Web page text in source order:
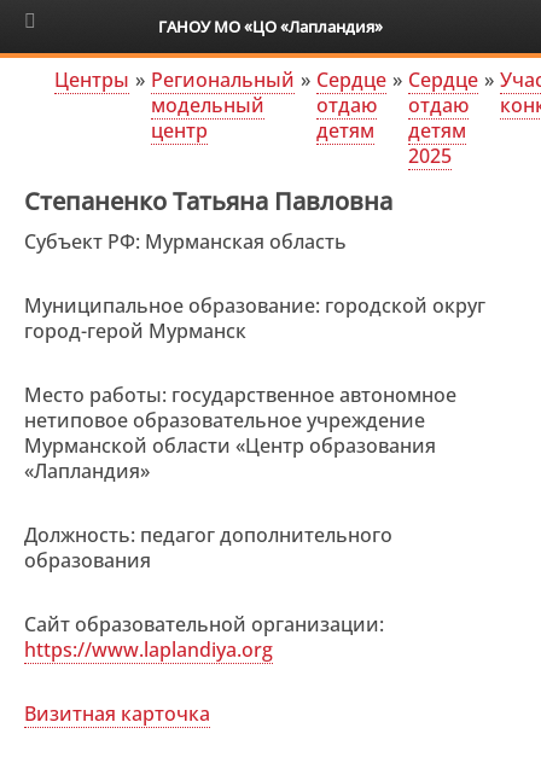
6+
Центры » Региональный
модельный
центр
» Сердце
отдаю
детям
» Сердце
отдаю
детям
2025
»
Степаненко Татьяна Павловна
Субъект РФ: Мурманская область
Муниципальное образование: городской округ
город-герой Мурманск
Место работы: государственное автономное
нетиповое образовательное учреждение
Мурманской области «Центр образования
«Лапландия»
Должность: педагог дополнительного
образования
Сайт образовательной организации:
https://www.laplandiya.org
Визитная карточка
ГАНОУ МО «ЦО «Лапландия»